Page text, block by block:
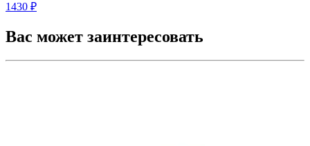
1430 ₽
Вас может заинтересовать